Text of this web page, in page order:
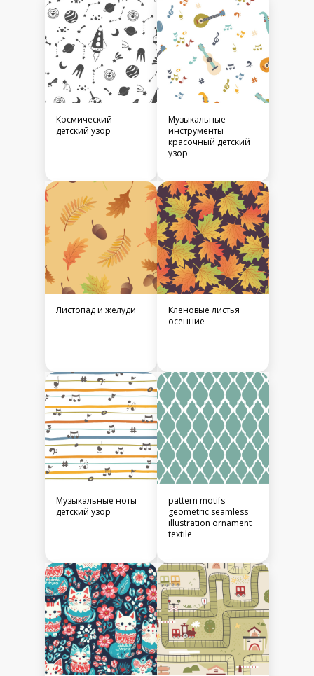
Космический
детский узор
Музыкальные
инструменты
красочный детский
узор
Листопад и желуди
Кленовые листья
осенние
Музыкальные ноты
детский узор
pattern motifs
geometric seamless
illustration ornament
textile